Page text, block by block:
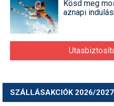
Kösd meg
aznapi
SZÁLLÁSAKCIÓK 2026/2027